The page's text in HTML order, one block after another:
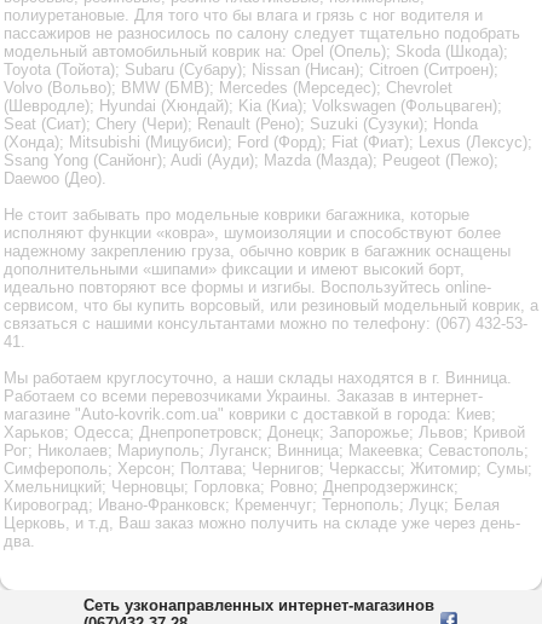
полиуретановые. Для того что бы влага и грязь с ног водителя и
пассажиров не разносилось по салону следует тщательно подобрать
модельный автомобильный коврик на: Opel (Опель); Skoda (Шкода);
Toyota (Тойота); Subaru (Субару); Nissan (Нисан); Citroen (Ситроен);
Volvo (Вольво); BMW (БМВ); Mercedes (Мерседес); Chevrolet
(Шевродле); Hyundai (Хюндай); Kia (Киа); Volkswagen (Фольцваген);
Seat (Сиат); Chery (Чери); Renault (Рено); Suzuki (Сузуки); Honda
(Хонда); Mitsubishi (Мицубиси); Ford (Форд); Fiat (Фиат); Lexus (Лексус);
Ssang Yong (Санйонг); Audi (Ауди); Mazda (Мазда); Peugeot (Пежо);
Daewoo (Део).
Не стоит забывать про модельные коврики багажника, которые
исполняют функции «ковра», шумоизоляции и способствуют более
надежному закреплению груза, обычно коврик в багажник оснащены
дополнительными «шипами» фиксации и имеют высокий борт,
идеально повторяют все формы и изгибы. Воспользуйтесь online-
сервисом, что бы купить ворсовый, или резиновый модельный коврик, а
связаться с нашими консультантами можно по телефону: (067) 432-53-
41.
Мы работаем круглосуточно, а наши склады находятся в г. Винница.
Работаем со всеми перевозчиками Украины. Заказав в интернет-
магазине "Auto-kovrik.com.ua" коврики с доставкой в города: Киев;
Харьков; Одесса; Днепропетровск; Донецк; Запорожье; Львов; Кривой
Рог; Николаев; Мариуполь; Луганск; Винница; Макеевка; Севастополь;
Симферополь; Херсон; Полтава; Чернигов; Черкассы; Житомир; Сумы;
Хмельницкий; Черновцы; Горловка; Ровно; Днепродзержинск;
Кировоград; Ивано-Франковск; Кременчуг; Тернополь; Луцк; Белая
Церковь, и т.д, Ваш заказ можно получить на складе уже через день-
два.
Сеть узконаправленных интернет-магазинов